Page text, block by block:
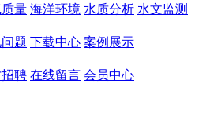
量 海洋环境 水质分析 水文监测
题 下载中心 案例展示
招聘 在线留言 会员中心